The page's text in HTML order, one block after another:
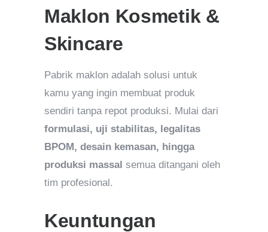
Maklon Kosmetik &
Skincare
Pabrik maklon adalah solusi untuk
kamu yang ingin membuat produk
sendiri tanpa repot produksi. Mulai dari
formulasi, uji stabilitas, legalitas
BPOM, desain kemasan, hingga
produksi massal semua ditangani oleh
tim profesional.
Keuntungan